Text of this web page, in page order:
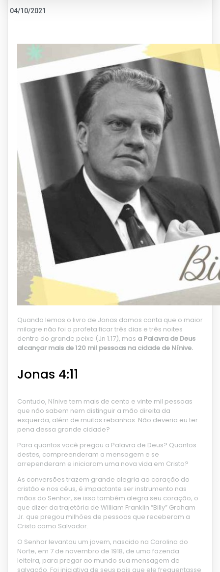
04/10/2021
Quando lemos o livro de Jonas damos conta que o maior
milagre não foi o profeta ficar três dias e três noites
dentro do grande peixe (Jn 1.17), mas a Palavra de Deus
alcançar mais de 120 mil pessoas na cidade de Nínive.
Jonas 4:11
Contudo, Nínive tem mais de cento e vinte mil pessoas
que não sabem nem distinguir a mão direita da
esquerda, além de muitos rebanhos. Não deveria eu ter
pena dessa grande cidade?
Para quantos você pregou a Palavra de Deus? Quantos
destes, compreenderam a mensagem e se
arrependeram e iniciaram uma nova vida em Cristo?
As conversões trazem grande alegria ao coração do
cristão e nos céus, é impactante ser instrumento nas
mãos do Senhor, se isso também alegra seu coração, o
que dizer da trajetória de William Franklin “Billy” Graham
Jr. que pregou milhões de pessoas que receberam a
Cristo como Salvador.
O Senhor levantou um jovem, nascido na Carolina do
Norte, em 7 de novembro de 1918, de uma fazenda
leiteira, para pregar ao mundo sua mensagem de
salvação. Foi iniciativa de seus pais que ele frequentasse